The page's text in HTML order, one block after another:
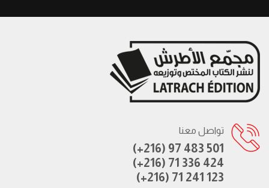
تواصل معنا
(+216) 97 483 501
(+216) 71 336 424
(+216) 71 241 123